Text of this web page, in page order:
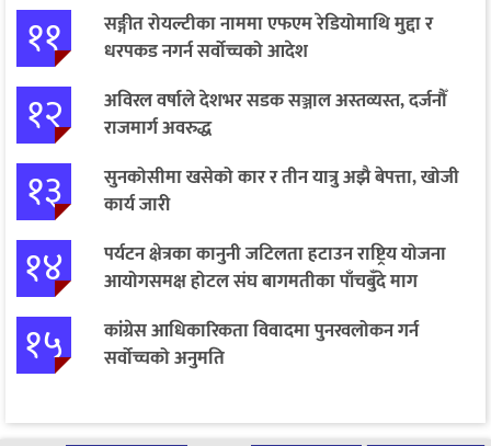
११
सङ्गीत रोयल्टीका नाममा एफएम रेडियोमाथि मुद्दा र
धरपकड नगर्न सर्वोच्चको आदेश
१२
अविरल वर्षाले देशभर सडक सञ्जाल अस्तव्यस्त, दर्जनौँ
राजमार्ग अवरुद्ध
१३
सुनकोसीमा खसेको कार र तीन यात्रु अझै बेपत्ता, खोजी
कार्य जारी
१४
पर्यटन क्षेत्रका कानुनी जटिलता हटाउन राष्ट्रिय योजना
आयोगसमक्ष होटल संघ बागमतीका पाँचबुँदे माग
१५
कांग्रेस आधिकारिकता विवादमा पुनरवलोकन गर्न
सर्वोच्चको अनुमति